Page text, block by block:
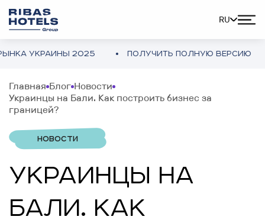
RU
УКРАИНЫ 2025 ПОЛУЧИТЬ ПОЛНУЮ ВЕРСИЮ
Главная Блог Новости
Украинцы на Бали. Как построить бизнес за
границей?
НОВОСТИ
УКРАИНЦЫ НА
БАЛИ. КАК